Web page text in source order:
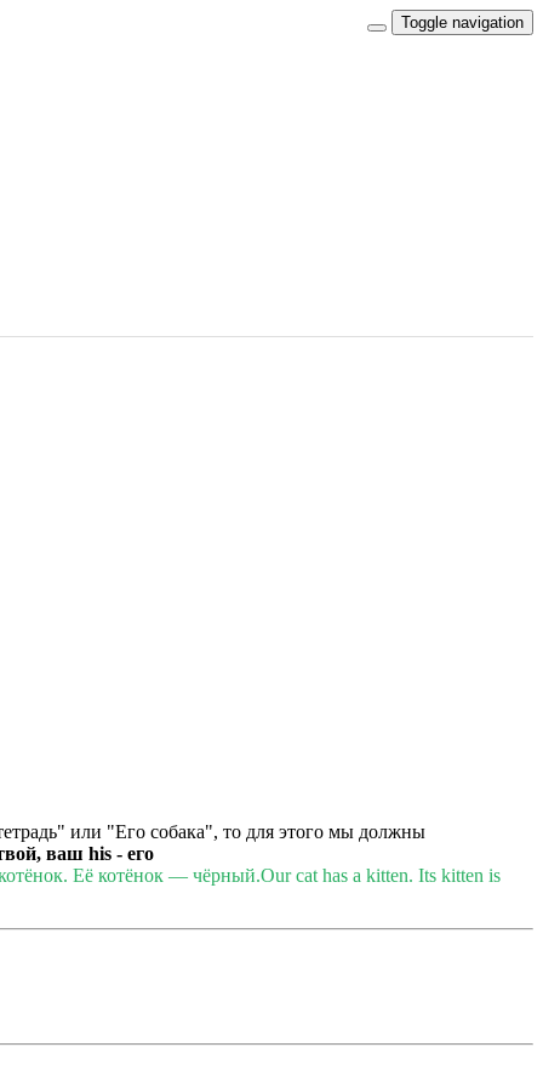
Toggle navigation
или "Его собака", то для этого мы должны
ваш his - его
Её котёнок — чёрный.Our cat has a kitten. Its kitten is